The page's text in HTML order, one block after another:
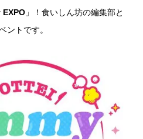
EXPO 」！食いしん坊の編集部と
ントです。